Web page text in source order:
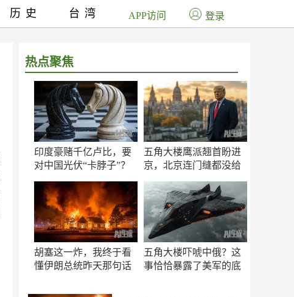
热点聚焦
印度豪赌千亿卢比，要
对中国光伏“卡脖子”？
五角大楼鹰派翘首盼进
京，北京连门缝都没给
胡塞这一炸，我终于看
懂伊朗总统昨天那句话
五角大楼吓唬中俄？这
事恰恰暴露了美军的底
历史 台湾 APP访问 登录